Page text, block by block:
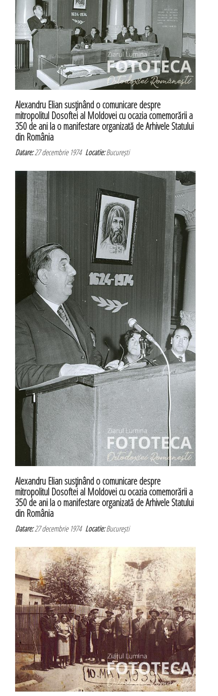
Alexandru Elian susţinând o comunicare despre
mitropolitul Dosoftei al Moldovei cu ocazia comemorării a
350 de ani la o manifestare organizată de Arhivele Statului
din România
Datare:27 decembrie 1974Locatie:București
Alexandru Elian susţinând o comunicare despre
mitropolitul Dosoftei al Moldovei cu ocazia comemorării a
350 de ani la o manifestare organizată de Arhivele Statului
din România
Datare:27 decembrie 1974Locatie:București